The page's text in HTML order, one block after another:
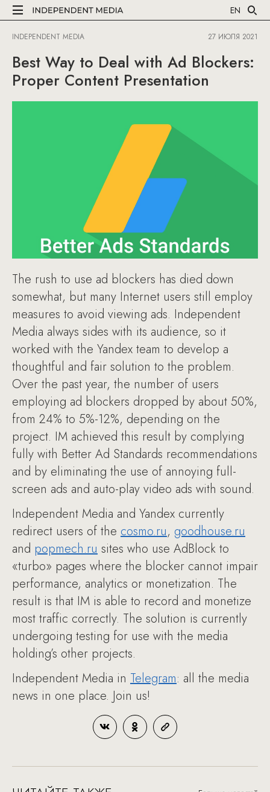
EN
INDEPENDENT MEDIA 27 ИЮЛЯ 2021
Best Way to Deal with Ad Blockers:
Proper Content Presentation
The rush to use ad blockers has died down
somewhat, but many Internet users still employ
measures to avoid viewing ads. Independent
Media always sides with its audience, so it
worked with the Yandex team to develop a
thoughtful and fair solution to the problem.
Over the past year, the number of users
employing ad blockers dropped by about 50%,
from 24% to 5%-12%, depending on the
project. IM achieved this result by complying
fully with Better Ad Standards recommendations
and by eliminating the use of annoying full-
screen ads and auto-play video ads with sound.
Independent Media and Yandex currently
redirect users of the cosmo.ru, goodhouse.ru
and popmech.ru sites who use AdBlock to
«turbo» pages where the blocker cannot impair
performance, analytics or monetization. The
result is that IM is able to record and monetize
most traffic correctly. The solution is currently
undergoing testing for use with the media
holding’s other projects.
Independent Media in Telegram: all the media
news in one place. Join us!